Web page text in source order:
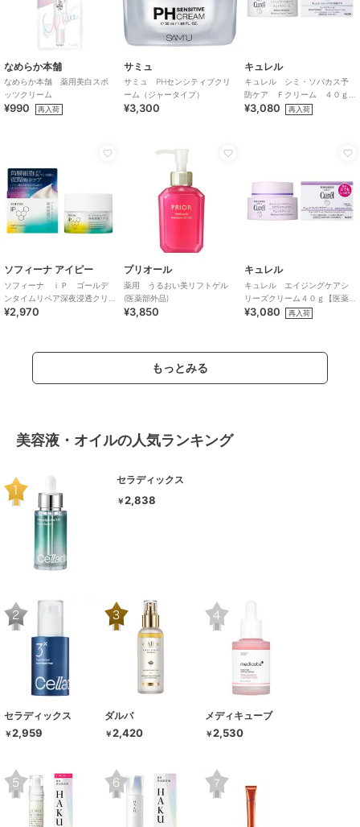
なめらか本舗
なめらか本舗 薬用美白スポ
ッツクリーム
¥990 再入荷
サミュ
サミュ PHセンシティブクリ
ーム（ジャータイプ）
¥3,300
キュレル
キュレル シミ・ソバカス予
防ケア Ｆクリーム ４０ｇ
【医薬部外品】
¥3,080 再入荷
ソフィーナ アイピー
ソフィーナ ｉＰ ゴールデ
ンタイムリペア深夜浸透クリ
ーム
¥2,970
プリオール
薬用 うるおい美リフトゲル
(医薬部外品)
¥3,850
キュレル
キュレル エイジングケアシ
リーズクリーム４０ｇ【医薬
部外品】
¥3,080 再入荷
もっとみる
美容液・オイルの人気ランキング
セラディックス
￥2,838
セラディックス
￥2,959
ダルバ
￥2,420
メディキューブ
￥2,530